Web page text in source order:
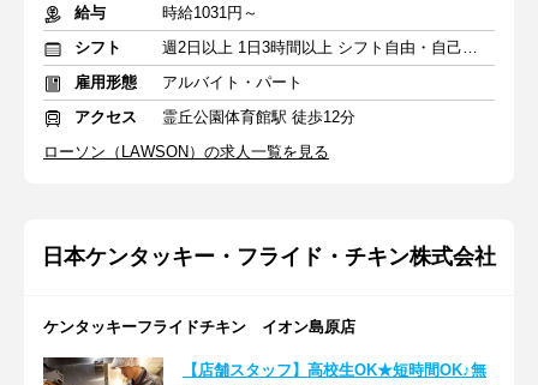
給与
時給1031円～
シフト
週2日以上 1日3時間以上 シフト自由・自己申告
雇用形態
アルバイト・パート
アクセス
霊丘公園体育館駅 徒歩12分
ローソン（LAWSON）の求人一覧を見る
日本ケンタッキー・フライド・チキン株式会社
ケンタッキーフライドチキン イオン島原店
【店舗スタッフ】高校生OK★短時間OK♪無